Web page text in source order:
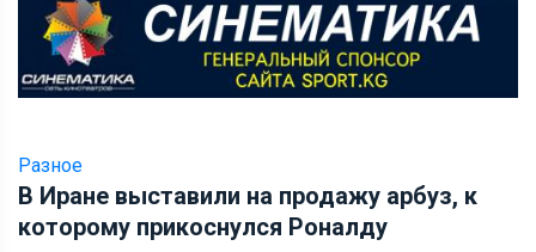
Разное
В Иране выставили на продажу арбуз, к
которому прикоснулся Роналду